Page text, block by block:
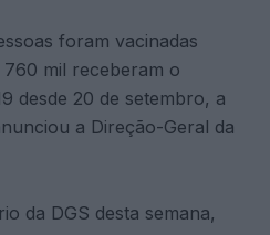
foram vacinadas
mil receberam o
desde 20 de setembro, a
a Direção-Geral da
da DGS desta semana,